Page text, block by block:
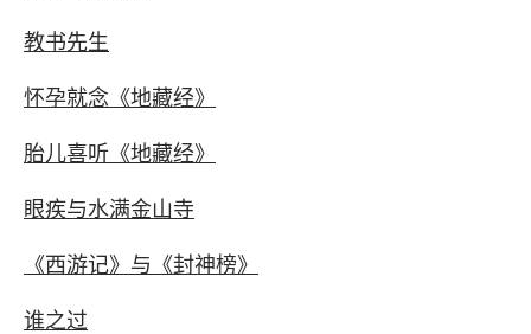
教书先生
怀孕就念《地藏经》
胎儿喜听《地藏经》
眼疾与水满金山寺
《西游记》与《封神榜》
谁之过